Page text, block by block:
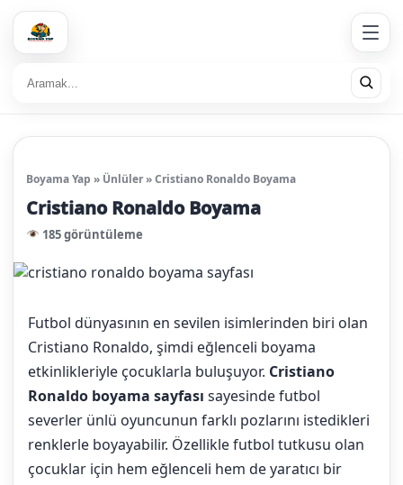
Boyama Yap » Ünlüler»Cristiano Ronaldo Boyama
Cristiano Ronaldo Boyama
185 görüntüleme
Futbol dünyasının en sevilen isimlerinden biri olan
Cristiano Ronaldo, şimdi eğlenceli boyama
etkinlikleriyle çocuklarla buluşuyor. Cristiano
Ronaldo boyama sayfası sayesinde futbol
severler ünlü oyuncunun farklı pozlarını istedikleri
renklerle boyayabilir. Özellikle futbol tutkusu olan
çocuklar için hem eğlenceli hem de yaratıcı bir